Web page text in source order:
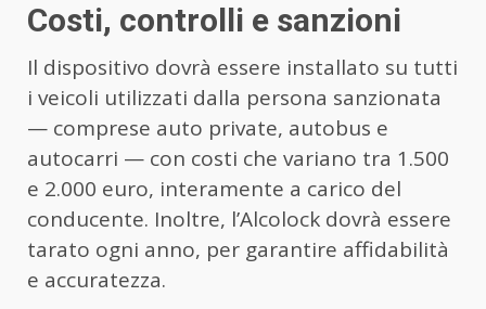
Costi, controlli e sanzioni
Il dispositivo dovrà essere installato su tutti
i veicoli utilizzati dalla persona sanzionata
— comprese auto private, autobus e
autocarri — con costi che variano tra 1.500
e 2.000 euro, interamente a carico del
conducente. Inoltre, l’Alcolock dovrà essere
tarato ogni anno, per garantire affidabilità
e accuratezza.